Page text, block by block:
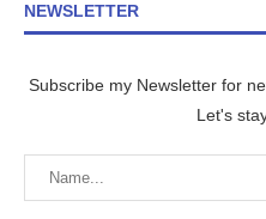
NEWSLETTER
Subscribe my Newsletter for
Let's